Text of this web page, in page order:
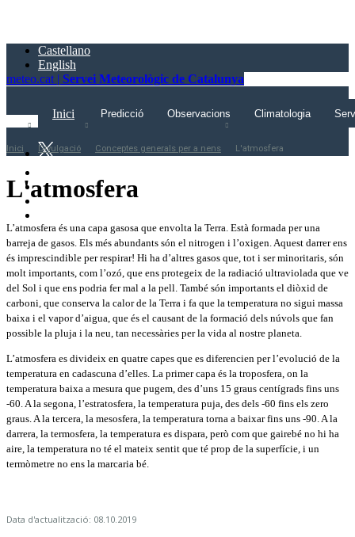
contingut
principalCastellano
English
meteo.cat | Servei Meteorològic de Catalunya
Inici Predicció Observacions Climatologia
Inici Divulgació Conceptes generals per a nens L'atmosfera
L'atmosfera
L’atmosfera és una capa gasosa que envolta la Terra. Està formada per una
barreja de gasos. Els més abundants són el nitrogen i l’oxigen. Aquest darrer ens
és imprescindible per respirar! Hi ha d’altres gasos que, tot i ser minoritaris, són
molt importants, com l’ozó, que ens protegeix de la radiació ultraviolada que ve
del Sol i que ens podria fer mal a la pell. També són importants el diòxid de
carboni, que conserva la calor de la Terra i fa que la temperatura no sigui massa
baixa i el vapor d’aigua, que és el causant de la formació dels núvols que fan
possible la pluja i la neu, tan necessàries per la vida al nostre planeta.
L’atmosfera es divideix en quatre capes que es diferencien per l’evolució de la
temperatura en cadascuna d’elles. La primer capa és la troposfera, on la
temperatura baixa a mesura que pugem, des d’uns 15 graus centígrads fins uns
-60. A la segona, l’estratosfera, la temperatura puja, des dels -60 fins els zero
graus. A la tercera, la mesosfera, la temperatura torna a baixar fins uns -90. A la
darrera, la termosfera, la temperatura es dispara, però com que gairebé no hi ha
aire, la temperatura no té el mateix sentit que té prop de la superfície, i un
termòmetre no ens la marcaria bé.
Data d'actualització: 08.10.2019